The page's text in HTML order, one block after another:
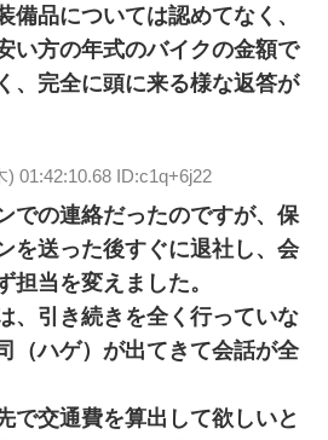
備品については認めてなく、
い方の年式のバイクの金額で
、完全に頭に来る様な返答が
) 01:42:10.68 ID:c1q+6j22
での連絡だったのですが、保
を送った後すぐに退社し、会
担当を変えました。
、引き続きを全く行っていな
（ハゲ）が出てきて会話が全
で交通費を算出して欲しいと